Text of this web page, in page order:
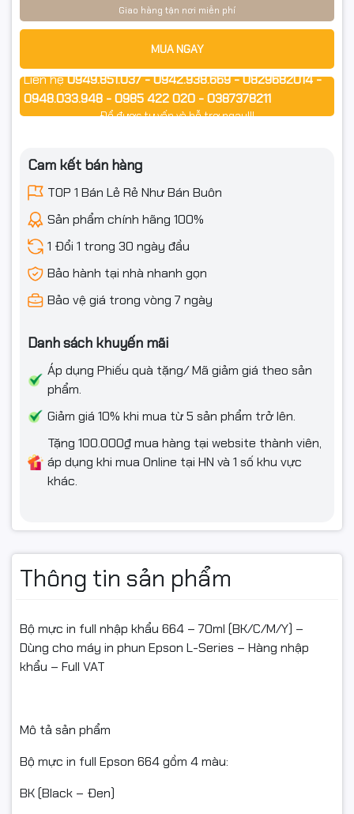
Giao hàng tận nơi miễn phí
MUA NGAY
Liên hệ0949.851.037 - 0942.938.669 - 0829682014 -
0948.033.948 - 0985 422 020 - 0387378211
Để được tư vấn và hỗ trợ ngay!!!
Cam kết bán hàng
TOP 1 Bán Lẻ Rẻ Như Bán Buôn
Sản phẩm chính hãng 100%
1 Đổi 1 trong 30 ngày đầu
Bảo hành tại nhà nhanh gọn
Bảo vệ giá trong vòng 7 ngày
Danh sách khuyến mãi
Áp dụng Phiếu quà tặng/ Mã giảm giá theo sản
phẩm.
Giảm giá 10% khi mua từ 5 sản phẩm trở lên.
Tặng 100.000₫ mua hàng tại website thành viên,
áp dụng khi mua Online tại HN và 1 số khu vực
khác.
Thông tin sản phẩm
Bộ mực in full nhập khẩu 664 – 70ml (BK/C/M/Y) –
Dùng cho máy in phun Epson L-Series – Hàng nhập
khẩu – Full VAT
Mô tả sản phẩm
Bộ mực in full Epson 664 gồm 4 màu:
BK (Black – Đen)
Khi nạp:
Lắc nhẹ chai trước khi rót (không lắc mạnh).
Đổ chậm, tránh bọt khí trong bình mực.
Cam kết từ Ngọc Thọ Computer
Hàng nhập khẩu, mới 100%, nguồn gốc rõ ràng.
Mỗi đơn hàng được đóng gói kỹ, chống va đập, hạn chế rò rỉ
trong quá trình vận chuyển.
kinh doanh, doanh nghiệp.
Điều kiện hoàn hàng (📦)
Để được hỗ trợ đổi/hoàn nhanh chóng, đúng quy định, quý
khách vui lòng:
chứng khi có vấn đề va đập, rò rỉ, giao nhầm hàng.
Nếu sản phẩm chưa dùng được, vui lòng liên hệ bộ phận kỹ
lẫn lỗi do cài đặt máy.
Còn nguyên trạng, không trầy xước/hư hỏng do tác động
Đủ tem, nhãn, vỏ hộp, phụ kiện (nếu có).
Sản phẩm còn giá trị sử dụng và nằm trong thời gian đổi trả